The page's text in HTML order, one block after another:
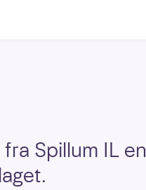
Spillum IL en